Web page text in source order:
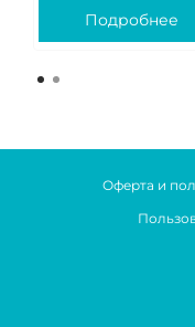
Подробнее
Оферта и